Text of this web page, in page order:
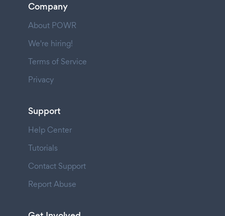
Company
About POWR
We're hiring!
Terms of Service
Privacy
Support
Help Center
Tutorials
Contact Support
Report Abuse